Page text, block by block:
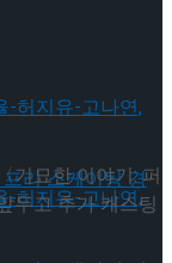
기묘한 이야기: 퍼
두고 추가 캐스팅